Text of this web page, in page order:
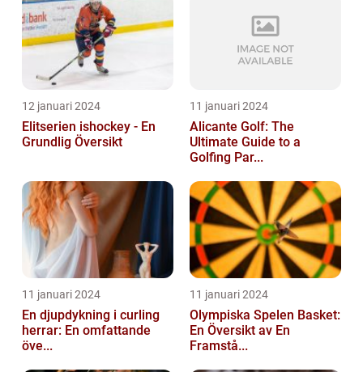
12 januari 2024
Elitserien ishockey - En
Grundlig Översikt
11 januari 2024
Alicante Golf: The
Ultimate Guide to a
Golfing Par...
11 januari 2024
En djupdykning i curling
herrar: En omfattande
öve...
11 januari 2024
Olympiska Spelen Basket:
En Översikt av En
Framstå...